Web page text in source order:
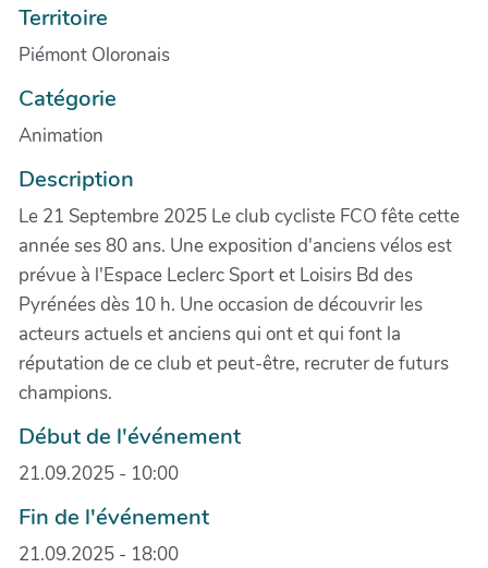
Territoire
Piémont Oloronais
Catégorie
Animation
Description
Le 21 Septembre 2025 Le club cycliste FCO fête cette
année ses 80 ans. Une exposition d'anciens vélos est
prévue à l'Espace Leclerc Sport et Loisirs Bd des
Pyrénées dès 10 h. Une occasion de découvrir les
acteurs actuels et anciens qui ont et qui font la
réputation de ce club et peut-être, recruter de futurs
champions.
Début de l'événement
21.09.2025 - 10:00
Fin de l'événement
21.09.2025 - 18:00